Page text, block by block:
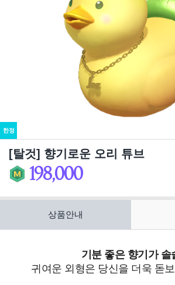
한정
[탈것] 향기로운 오리 튜브
판
매
198,000
상품안내
기분 좋은 향기가 솔
귀여운 외형은 당신을 더욱 돋